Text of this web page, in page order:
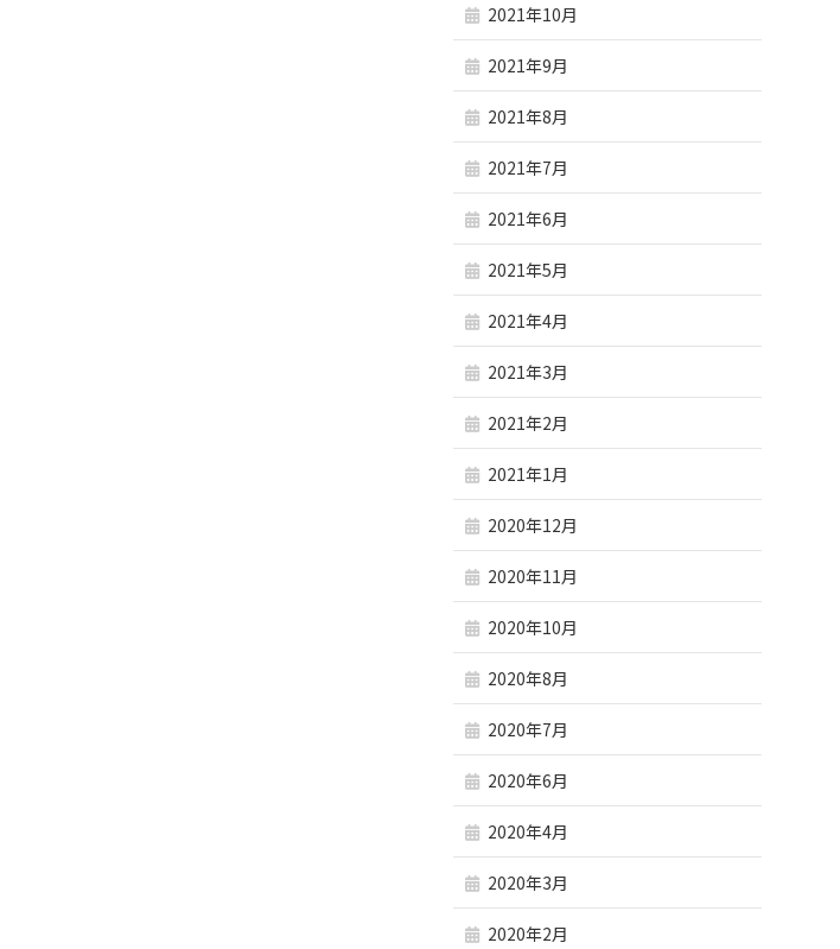
2021年10月
2021年9月
2021年8月
2021年7月
2021年6月
2021年5月
2021年4月
2021年3月
2021年2月
2021年1月
2020年12月
2020年11月
2020年10月
2020年8月
2020年7月
2020年6月
2020年4月
2020年3月
2020年2月